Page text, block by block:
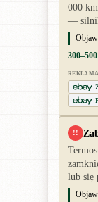
000
—
300–500
REKLAMA
!!
lub się